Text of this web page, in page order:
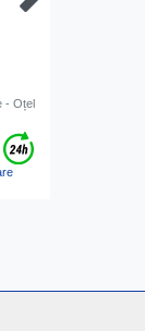
- Oțel